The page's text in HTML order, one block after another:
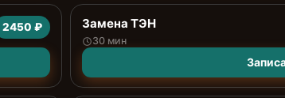
2450 ₽ Замена ТЭН
30 мин